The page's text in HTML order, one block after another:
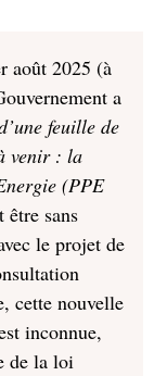
août 2025 (à
a
feuille de
venir : la
(PPE
sans
le projet de
cette nouvelle
inconnue,
de la loi